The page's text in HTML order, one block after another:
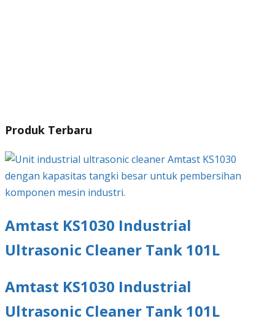
Produk Terbaru
Amtast KS1030 Industrial
Ultrasonic Cleaner Tank 101L
Amtast KS1030 Industrial
Ultrasonic Cleaner Tank 101L